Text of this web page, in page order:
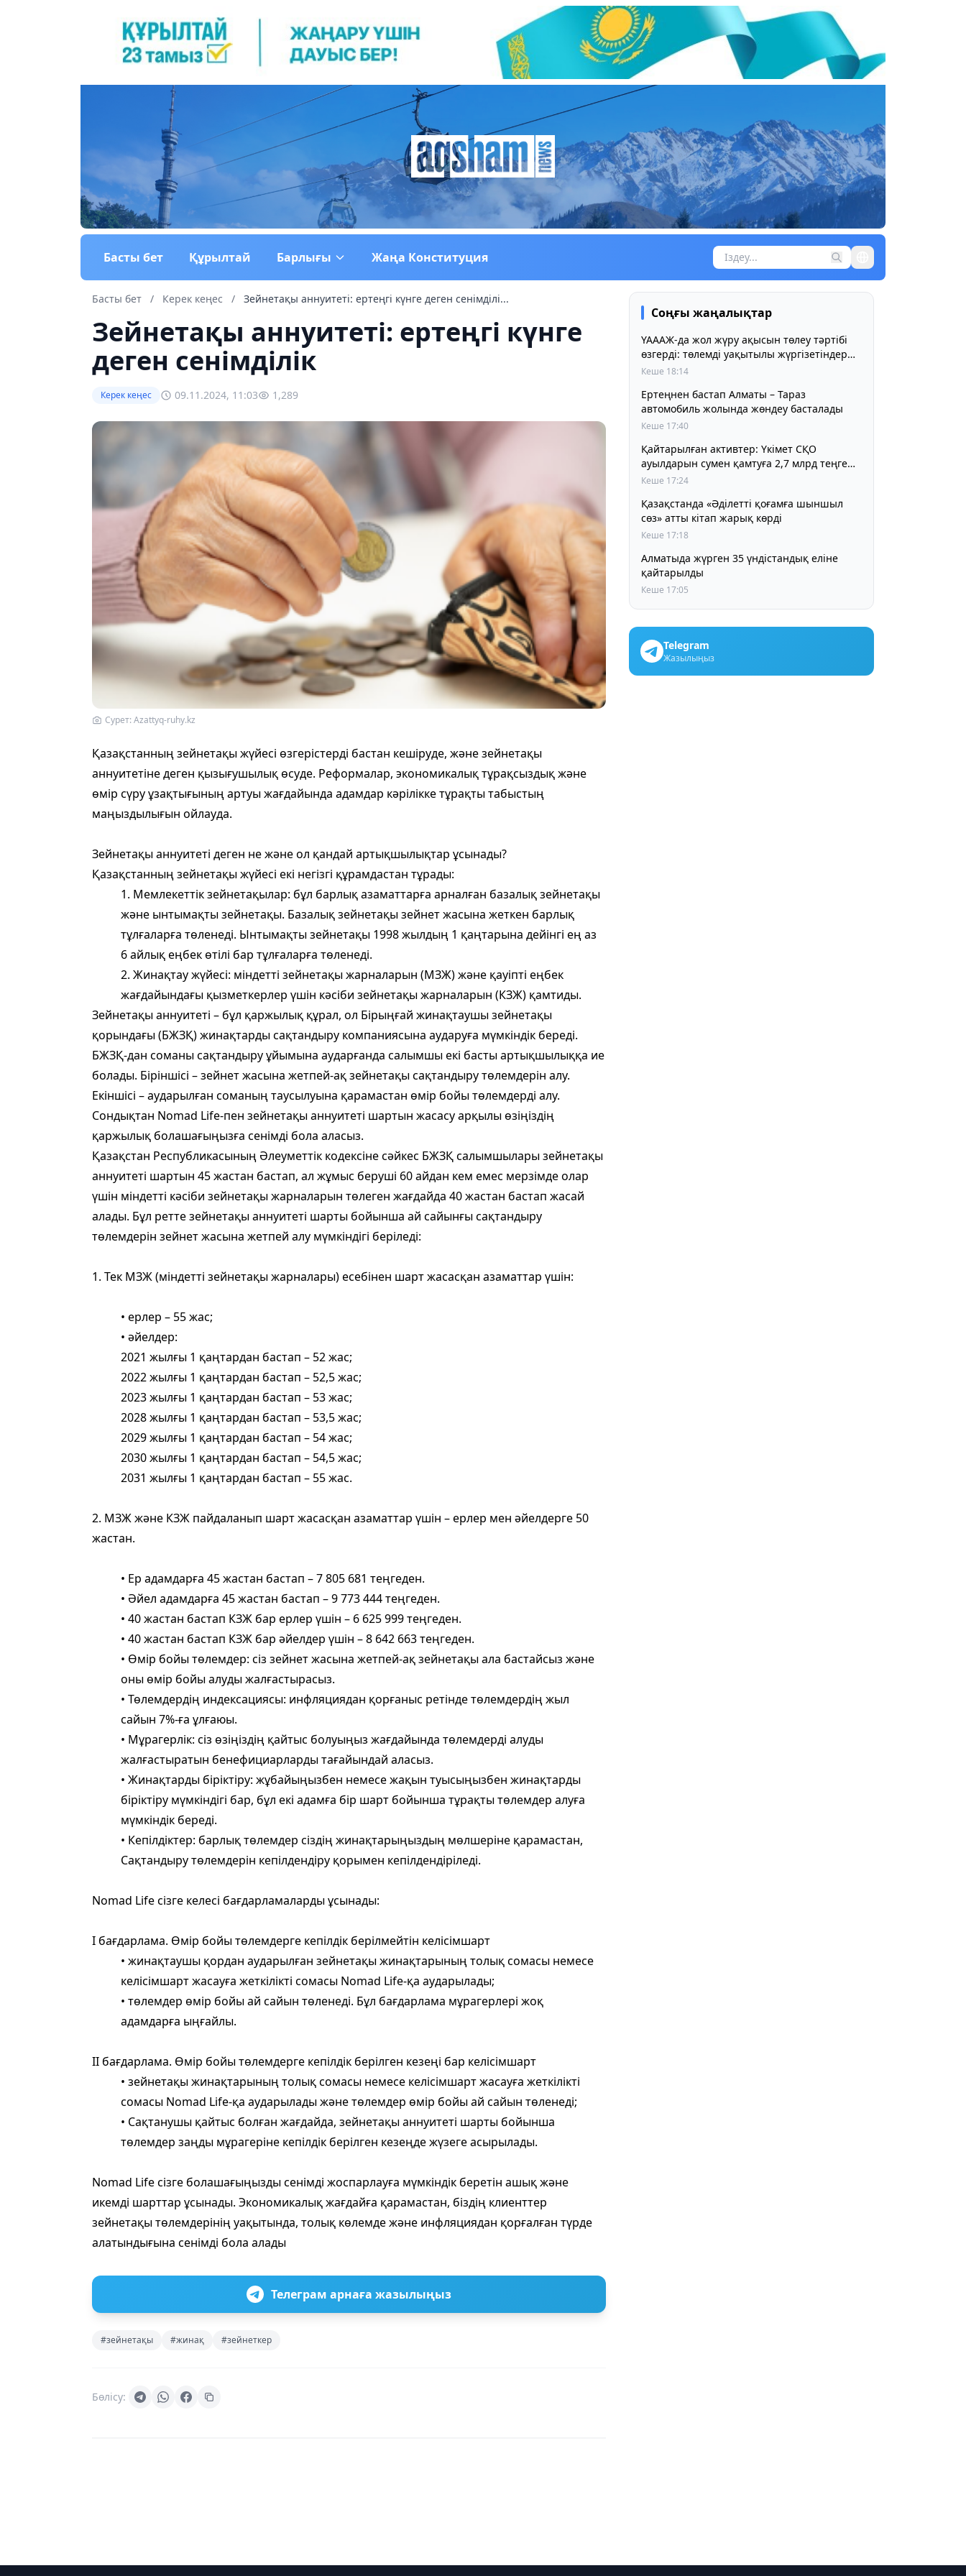
Басты бет Құрылтай Барлығы Жаңа Конституция
Басты бет / Керек кеңес / Зейнетақы аннуитеті: ертеңгі күнге деген сенімділі...
Зейнетақы аннуитеті: ертеңгі күнге
деген сенімділік
Керек кеңес 09.11.2024, 11:03 1,289
Сурет: Azattyq-ruhy.kz
Қазақстанның зейнетақы жүйесі өзгерістерді бастан кешіруде, және зейнетақы
аннуитетіне деген қызығушылық өсуде. Реформалар, экономикалық тұрақсыздық және
өмір сүру ұзақтығының артуы жағдайында адамдар кәрілікке тұрақты табыстың
маңыздылығын ойлауда.
Зейнетақы аннуитеті деген не және ол қандай артықшылықтар ұсынады?
Қазақстанның зейнетақы жүйесі екі негізгі құрамдастан тұрады:
1. Мемлекеттік зейнетақылар: бұл барлық азаматтарға арналған базалық зейнетақы
және ынтымақты зейнетақы. Базалық зейнетақы зейнет жасына жеткен барлық
тұлғаларға төленеді. Ынтымақты зейнетақы 1998 жылдың 1 қаңтарына дейінгі ең аз
6 айлық еңбек өтілі бар тұлғаларға төленеді.
2. Жинақтау жүйесі: міндетті зейнетақы жарналарын (МЗЖ) және қауіпті еңбек
жағдайындағы қызметкерлер үшін кәсіби зейнетақы жарналарын (КЗЖ) қамтиды.
Зейнетақы аннуитеті – бұл қаржылық құрал, ол Бірыңғай жинақтаушы зейнетақы
қорындағы (БЖЗҚ) жинақтарды сақтандыру компаниясына аударуға мүмкіндік береді.
БЖЗҚ-дан соманы сақтандыру ұйымына аударғанда салымшы екі басты артықшылыққа ие
болады. Біріншісі – зейнет жасына жетпей-ақ зейнетақы сақтандыру төлемдерін алу.
Екіншісі – аударылған соманың таусылуына қарамастан өмір бойы төлемдерді алу.
Сондықтан Nomad Life-пен зейнетақы аннуитеті шартын жасасу арқылы өзіңіздің
қаржылық болашағыңызға сенімді бола аласыз.
Қазақстан Республикасының Әлеуметтік кодексіне сәйкес БЖЗҚ салымшылары зейнетақы
аннуитеті шартын 45 жастан бастап, ал жұмыс беруші 60 айдан кем емес мерзімде олар
үшін міндетті кәсіби зейнетақы жарналарын төлеген жағдайда 40 жастан бастап жасай
алады. Бұл ретте зейнетақы аннуитеті шарты бойынша ай сайынғы сақтандыру
төлемдерін зейнет жасына жетпей алу мүмкіндігі беріледі:
1. Тек МЗЖ (міндетті зейнетақы жарналары) есебінен шарт жасасқан азаматтар үшін:
• ерлер – 55 жас;
• әйелдер:
2021 жылғы 1 қаңтардан бастап – 52 жас;
2022 жылғы 1 қаңтардан бастап – 52,5 жас;
2023 жылғы 1 қаңтардан бастап – 53 жас;
2028 жылғы 1 қаңтардан бастап – 53,5 жас;
2029 жылғы 1 қаңтардан бастап – 54 жас;
2030 жылғы 1 қаңтардан бастап – 54,5 жас;
2031 жылғы 1 қаңтардан бастап – 55 жас.
2. МЗЖ және КЗЖ пайдаланып шарт жасасқан азаматтар үшін – ерлер мен әйелдерге 50
жастан.
• Ер адамдарға 45 жастан бастап – 7 805 681 теңгеден.
• Әйел адамдарға 45 жастан бастап – 9 773 444 теңгеден.
• 40 жастан бастап КЗЖ бар ерлер үшін – 6 625 999 теңгеден.
• 40 жастан бастап КЗЖ бар әйелдер үшін – 8 642 663 теңгеден.
• Өмір бойы төлемдер: сіз зейнет жасына жетпей-ақ зейнетақы ала бастайсыз және
оны өмір бойы алуды жалғастырасыз.
• Төлемдердің индексациясы: инфляциядан қорғаныс ретінде төлемдердің жыл
сайын 7%-ға ұлғаюы.
• Мұрагерлік: сіз өзіңіздің қайтыс болуыңыз жағдайында төлемдерді алуды
жалғастыратын бенефициарларды тағайындай аласыз.
• Жинақтарды біріктіру: жұбайыңызбен немесе жақын туысыңызбен жинақтарды
біріктіру мүмкіндігі бар, бұл екі адамға бір шарт бойынша тұрақты төлемдер алуға
мүмкіндік береді.
• Кепілдіктер: барлық төлемдер сіздің жинақтарыңыздың мөлшеріне қарамастан,
Сақтандыру төлемдерін кепілдендіру қорымен кепілдендіріледі.
Nomad Life сізге келесі бағдарламаларды ұсынады:
I бағдарлама. Өмір бойы төлемдерге кепілдік берілмейтін келісімшарт
• жинақтаушы қордан аударылған зейнетақы жинақтарының толық сомасы немесе
келісімшарт жасауға жеткілікті сомасы Nomad Life-қа аударылады;
• төлемдер өмір бойы ай сайын төленеді. Бұл бағдарлама мұрагерлері жоқ
адамдарға ыңғайлы.
II бағдарлама. Өмір бойы төлемдерге кепілдік берілген кезеңі бар келісімшарт
• зейнетақы жинақтарының толық сомасы немесе келісімшарт жасауға жеткілікті
сомасы Nomad Life-қа аударылады және төлемдер өмір бойы ай сайын төленеді;
• Сақтанушы қайтыс болған жағдайда, зейнетақы аннуитеті шарты бойынша
төлемдер заңды мұрагеріне кепілдік берілген кезеңде жүзеге асырылады.
Nomad Life сізге болашағыңызды сенімді жоспарлауға мүмкіндік беретін ашық және
икемді шарттар ұсынады. Экономикалық жағдайға қарамастан, біздің клиенттер
зейнетақы төлемдерінің уақытында, толық көлемде және инфляциядан қорғалған түрде
алатындығына сенімді бола алады
Телеграм арнаға жазылыңыз
#зейнетақы #жинақ #зейнеткер
Бөлісу:
Соңғы жаңалықтар
ҮАААЖ-да жол жүру ақысын төлеу тәртібі
өзгерді: төлемді уақытылы жүргізетіндер
үшін жол жүру құны бұрынғы деңгейде
Кеше 18:14
Ертеңнен бастап Алматы – Тараз
автомобиль жолында жөндеу басталады
Кеше 17:40
Қайтарылған активтер: Үкімет СҚО
ауылдарын сумен қамтуға 2,7 млрд теңге
бөлді
Кеше 17:24
Қазақстанда «Әділетті қоғамға шыншыл
сөз» атты кітап жарық көрді
Кеше 17:18
Алматыда жүрген 35 үндістандық еліне
қайтарылды
Кеше 17:05
Telegram
Жазылыңыз